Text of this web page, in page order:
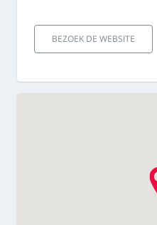
BEZOEK DE WEBSITE